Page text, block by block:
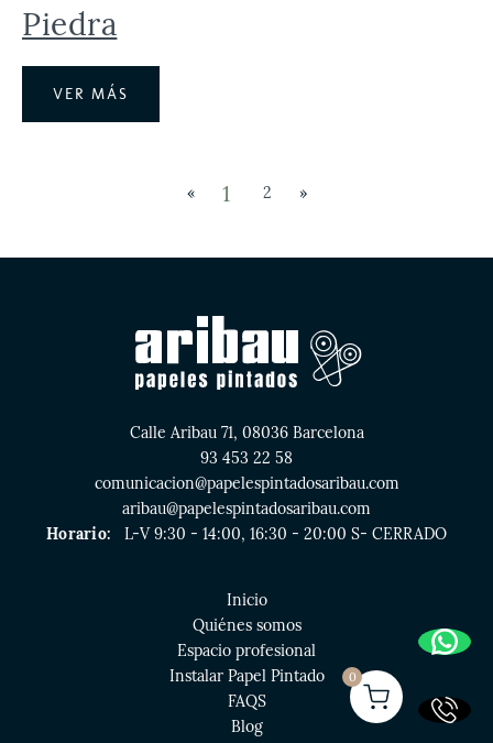
0
Piedra
VER MÁS
« 1 2 »
Calle Aribau 71, 08036 Barcelona
93 453 22 58
comunicacion@papelespintadosaribau.com
aribau@papelespintadosaribau.com
Horario:
L-V 9:30 - 14:00, 16:30 - 20:00 S- CERRADO
Inicio
Quiénes somos
Espacio profesional
Instalar Papel Pintado
FAQS
Blog